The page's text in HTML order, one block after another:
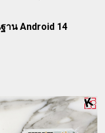
าน Android 14